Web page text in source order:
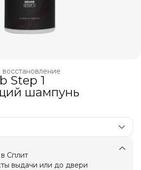
Step 1
шампунь
Сплит
выдачи или до двери